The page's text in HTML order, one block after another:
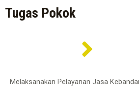
Tugas Pokok
Melaksanakan Pelayanan Jasa